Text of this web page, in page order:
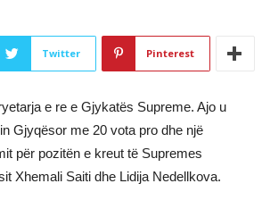
Twitter Pinterest
e re e Gjykatës Supreme. Ajo u
Gjyqësor me 20 vota pro dhe një
për pozitën e kreut të Supremes
Xhemali Saiti dhe Lidija Nedellkova.